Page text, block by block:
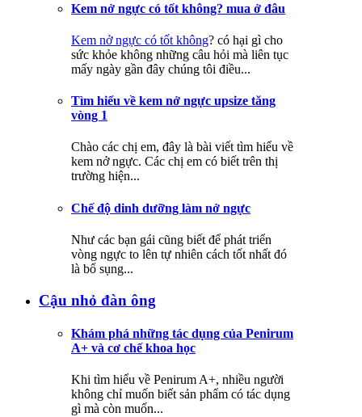
Kem nở ngực có tốt không? mua ở đâu
Kem nở ngực có tốt không? có hại gì cho
sức khỏe không những câu hỏi mà liên tục
mấy ngày gần đây chúng tôi điều...
Tìm hiểu về kem nở ngực upsize tăng
vòng 1
Chào các chị em, đây là bài viết tìm hiểu về
kem nở ngực. Các chị em có biết trên thị
trường hiện...
Chế độ dinh dưỡng làm nở ngực
Như các bạn gái cũng biết để phát triển
vòng ngực to lên tự nhiên cách tốt nhất đó
là bổ sụng...
Cậu nhỏ đàn ông
Khám phá những tác dụng của Penirum
A+ và cơ chế khoa học
Khi tìm hiểu về Penirum A+, nhiều người
không chỉ muốn biết sản phẩm có tác dụng
gì mà còn muốn...